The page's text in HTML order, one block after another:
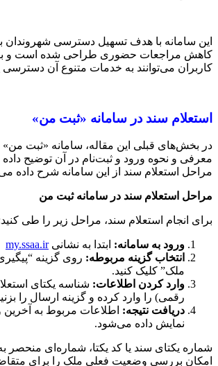
این سامانه با هدف تسهیل دسترسی شهروندان
کاهش مراجعات حضوری طراحی شده است و با
کاربران می‌توانند به خدمات متنوع آن دسترسی
استعلام سند در سامانه «ثبت من»
معرفی و نحوه ورود و ثبت‌نام در آن توضیح
مراحل استعلام سند از این سامانه شرح داده
مراحل استعلام سند در سامانه ثبت من
برای انجام استعلام سند، مراحل زیر را طی
ورود به سامانه: ابتدا به نشانیmy.ssaa.ir
انتخاب گزینه مربوطه: روی گزینه
ملک” کلیک کنید.
وارد کردن اطلاعات:
رقمی) را وارد کرده و گزینه ارسال را
دریافت نتیجه: اطلاعات مربوط به
نمایش داده می‌شود.
شماره یکتای سند یا کد یکتا، شماره‌ای منحصر
امکان بررسی وضعیت فعلی ملک را برای